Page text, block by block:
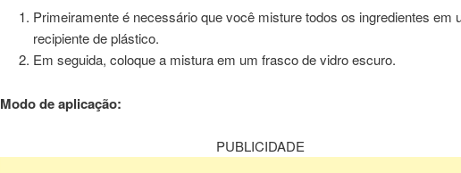
Primeiramente é necessário que você misture todos os ingredientes em
recipiente de plástico.
Em seguida, coloque a mistura em um frasco de vidro escuro.
Modo de aplicação:
PUBLICIDADE